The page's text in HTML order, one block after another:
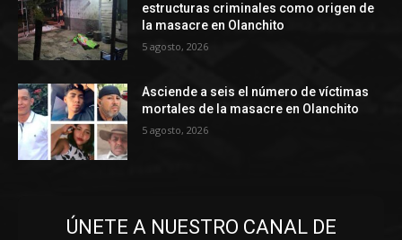
estructuras criminales como origen de
la masacre en Olanchito
5 agosto, 2026
Asciende a seis el número de víctimas
mortales de la masacre en Olanchito
5 agosto, 2026
ÚNETE A NUESTRO CANAL DE